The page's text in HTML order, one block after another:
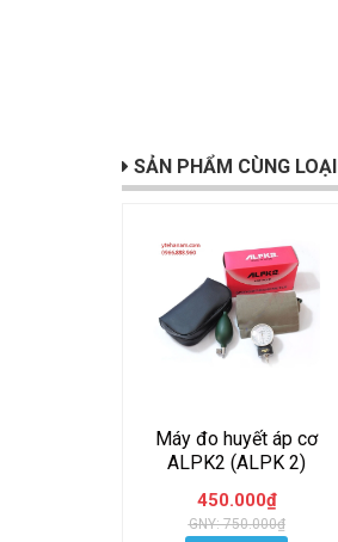
SẢN PHẨM CÙNG LOẠI
Máy đo huyết áp cơ
ALPK2 (ALPK 2)
450.000₫
GNY: 750.000₫